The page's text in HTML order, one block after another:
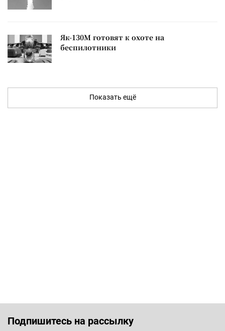
Як-130М готовят к охоте на
беспилотники
Показать ещё
Подпишитесь на рассылку